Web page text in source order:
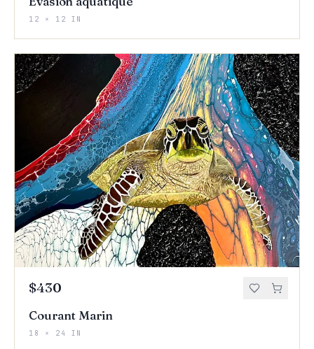
12 × 12 IN
$430
Courant Marin
18 × 24 IN